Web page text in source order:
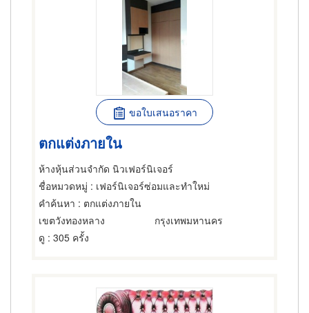
ขอใบเสนอราคา
ตกแต่งภายใน
ห้างหุ้นส่วนจำกัด นิวเฟอร์นิเจอร์
ชื่อหมวดหมู่ : เฟอร์นิเจอร์ซ่อมและทำใหม่
คำค้นหา : ตกแต่งภายใน
เขตวังทองหลาง
กรุงเทพมหานคร
ดู : 305 ครั้ง